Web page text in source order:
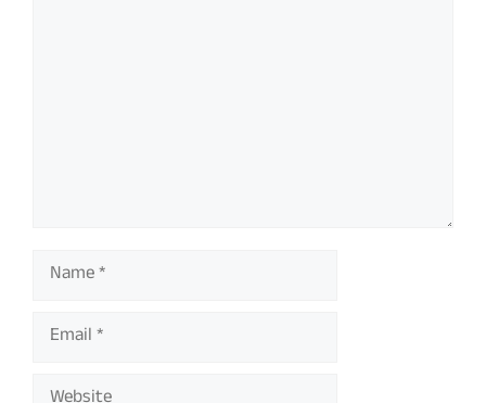
Name
Email
Website